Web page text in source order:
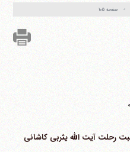
صفحه ۱۰۵
رحلت آیت الله یثربی کاشانی